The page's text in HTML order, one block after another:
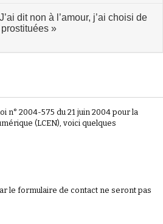
dit non à l’amour, j’ai choisi de
»
n° 2004-575 du 21 juin 2004 pour la
(LCEN), voici quelques
le formulaire de contact ne seront pas